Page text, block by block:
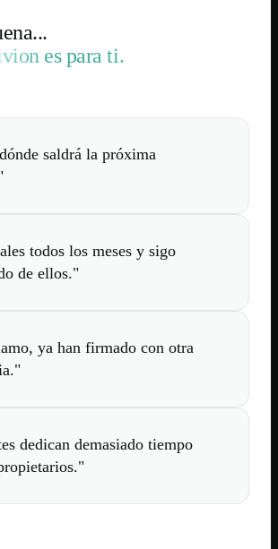
es para ti.
saldrá la próxima
todos los meses y sigo
de ellos."
ya han firmado con otra
"
dedican demasiado tiempo
"